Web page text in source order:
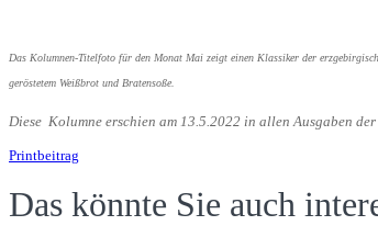
Das Kolumnen-Titelfoto für den Monat Mai zeigt einen Klassiker der
geröstetem Weißbrot und Bratensoße.
Diese Kolumne erschien am 13.5.2022 in allen Ausgaben
Printbeitrag
Das könnte Sie auch